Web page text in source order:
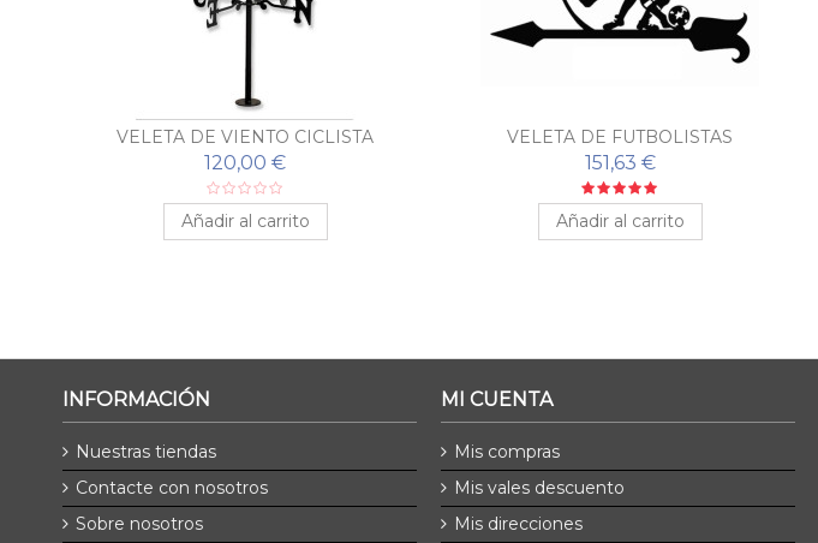
VELETA DE VIENTO CICLISTA
120,00 €
Añadir al carrito
VELETA DE FUTBOLISTAS
151,63 €
Añadir al carrito
INFORMACIÓN
Nuestras tiendas
Contacte con nosotros
Sobre nosotros
MI CUENTA
Mis compras
Mis vales descuento
Mis direcciones